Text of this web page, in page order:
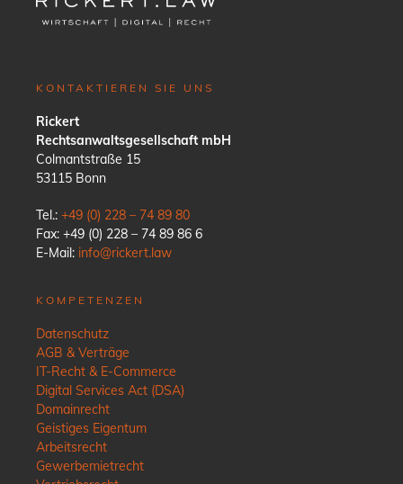
KONTAKTIEREN SIE UNS
Rickert
Rechtsanwaltsgesellschaft mbH
Colmantstraße 15
53115 Bonn
Tel.: +49 (0) 228 – 74 89 80
Fax: +49 (0) 228 – 74 89 86 6
E-Mail: info@rickert.law
KOMPETENZEN
Datenschutz
AGB & Verträge
IT-Recht & E-Commerce
Digital Services Act (DSA)
Domainrecht
Geistiges Eigentum
Arbeitsrecht
Gewerbemietrecht